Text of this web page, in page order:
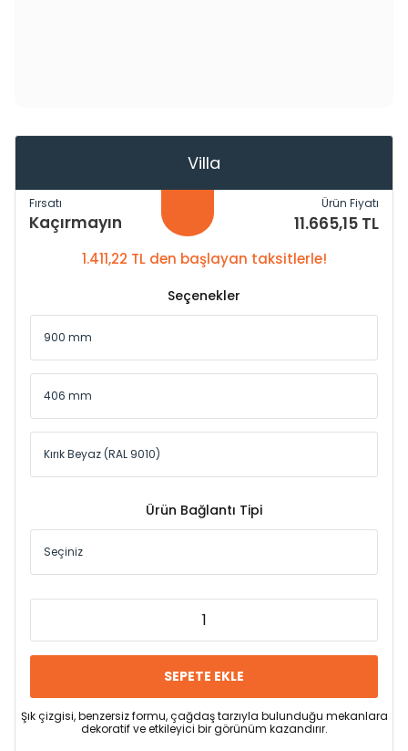
Villa
Fırsatı
Kaçırmayın
Ürün Fiyatı
11.665,15 TL
1.411,22 TL den başlayan taksitlerle!
Seçenekler
Ürün Bağlantı Tipi
SEPETE EKLE
Şık çizgisi, benzersiz formu, çağdaş tarzıyla bulunduğu mekanlara
dekoratif ve etkileyici bir görünüm kazandırır.